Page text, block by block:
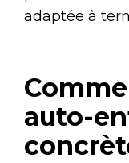
adaptée à
auto-